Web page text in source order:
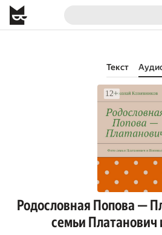
Текст
Родословная Попова —
семьи